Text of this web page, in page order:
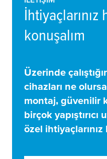
İhtiyaçlarınız
konuşalım
Üzerinde
cihazları ne
montaj, güvenilir
birçok
özel